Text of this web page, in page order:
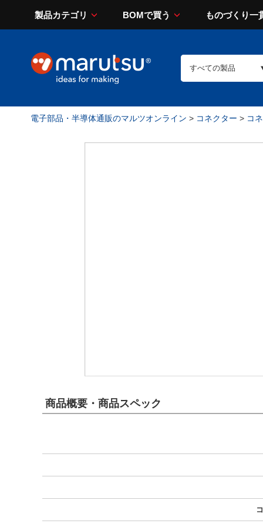
製品カテゴリ BOMで買う ものづくり一
電子部品・半導体通販のマルツオンライン > コネクター > コ
商品概要・商品スペック